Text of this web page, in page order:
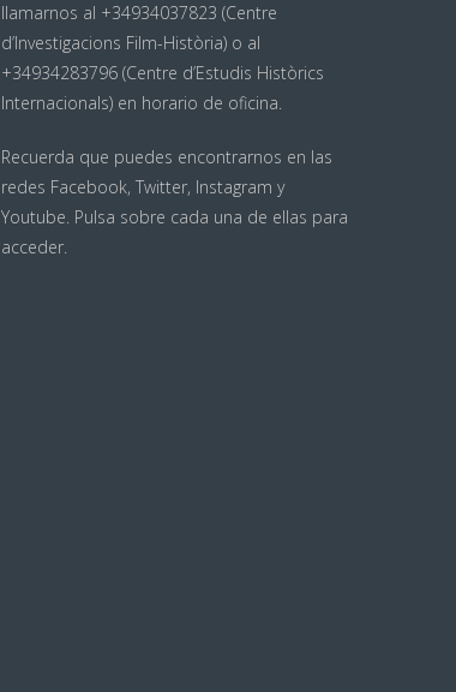
llamarnos al +34934037823 (Centre
d’Investigacions Film-Història) o al
+34934283796 (Centre d’Estudis Històrics
Internacionals) en horario de oficina.
Recuerda que puedes encontrarnos en las
redes Facebook, Twitter, Instagram y
Youtube. Pulsa sobre cada una de ellas para
acceder.